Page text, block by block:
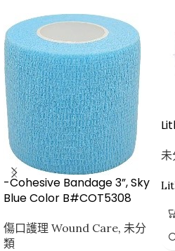
-Cohesive Bandage 3”, Sky
Blue Color B#COT5308
傷口護理 Wound Care, 未分
類